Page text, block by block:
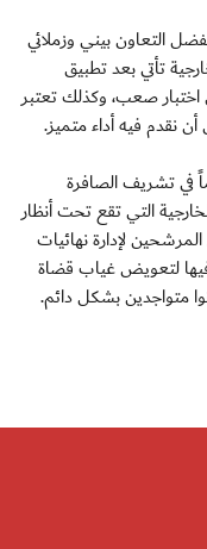
التعاون بيني وزملائي
تأتي بعد تطبيق
اختبار صعب، وكذلك تعتبر
نقدم فيه أداء متميز.
في تشريف الصافرة
التي تقع تحت أنظار
لإدارة نهائيات
أن يتواجد فيها لتعويض غياب قضاة